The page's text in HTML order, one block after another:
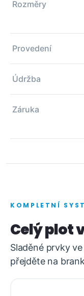
Rozměry
Provedení
Údržba
Záruka
KOMPLETNÍ
Celý plot
Sladěné prvky
přejděte na